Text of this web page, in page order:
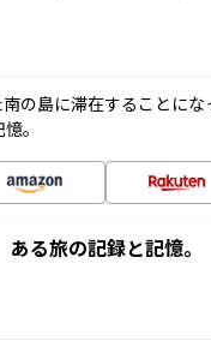
の島に滞在することに
。
ある旅の記録と記憶